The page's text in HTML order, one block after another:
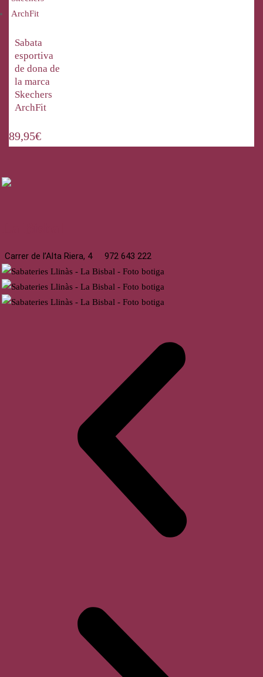
Sabata
esportiva
de dona de
la marca
Skechers
ArchFit
89,95€
Carrer de l’Alta Riera, 4 972 643 222